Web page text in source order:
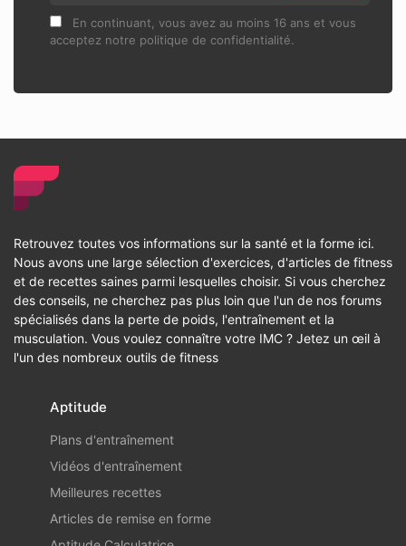
En continuant, vous avez au moins 16 ans et vous
acceptez notre politique de confidentialité.
Retrouvez toutes vos informations sur la santé et la forme ici.
Nous avons une large sélection d'exercices, d'articles de fitness
et de recettes saines parmi lesquelles choisir. Si vous cherchez
des conseils, ne cherchez pas plus loin que l'un de nos forums
spécialisés dans la perte de poids, l'entraînement et la
musculation. Vous voulez connaître votre IMC ? Jetez un œil à
l'un des nombreux outils de fitness
Aptitude
Plans d'entraînement
Vidéos d'entraînement
Meilleures recettes
Articles de remise en forme